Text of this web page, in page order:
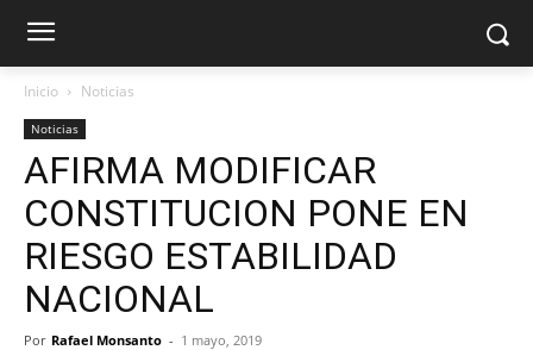
Inicio Noticias
Noticias
AFIRMA MODIFICAR
CONSTITUCION PONE EN
RIESGO ESTABILIDAD
NACIONAL
Por Rafael Monsanto - 1 mayo, 2019